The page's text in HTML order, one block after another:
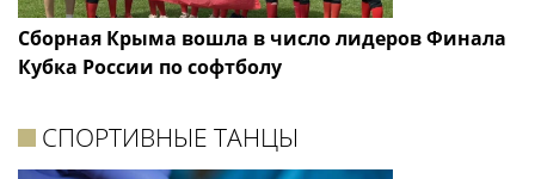
Сборная Крыма вошла в число лидеров Финала
Кубка России по софтболу
СПОРТИВНЫЕ ТАНЦЫ